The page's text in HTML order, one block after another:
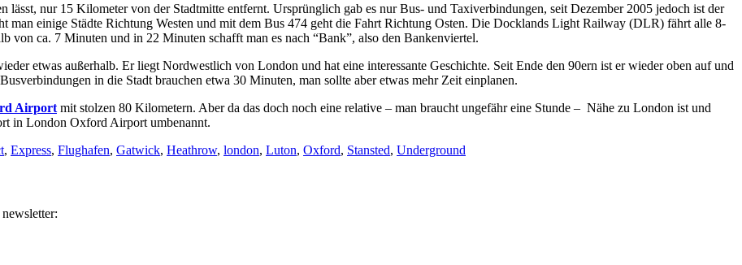
lässt, nur 15 Kilometer von der Stadtmitte entfernt. Ursprünglich gab es nur Bus- und Taxiverbindungen, seit Dezember 2005 jedoch ist der
man einige Städte Richtung Westen und mit dem Bus 474 geht die Fahrt Richtung Osten. Die Docklands Light Railway (DLR) fährt alle 8-
von ca. 7 Minuten und in 22 Minuten schafft man es nach “Bank”, also den Bankenviertel.
etwas außerhalb. Er liegt Nordwestlich von London und hat eine interessante Geschichte. Seit Ende den 90ern ist er wieder oben auf und
in die Stadt brauchen etwa 30 Minuten, man sollte aber etwas mehr Zeit einplanen.
Airport mit stolzen 80 Kilometern. Aber da das doch noch eine relative – man braucht ungefähr eine Stunde – Nähe zu London ist und
in London Oxford Airport umbenannt.
, Express, Flughafen, Gatwick, Heathrow, london, Luton, Oxford, Stansted, Underground